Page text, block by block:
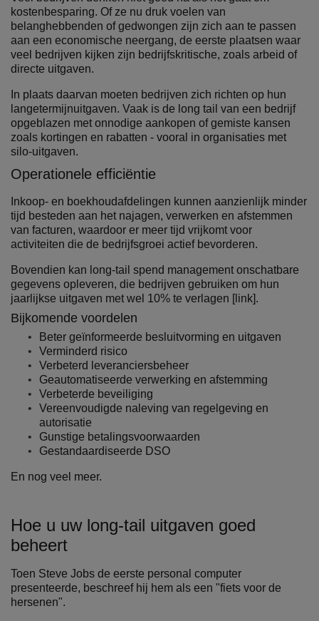
kostenbesparing. Of ze nu druk voelen van
belanghebbenden of gedwongen zijn zich aan te passen
aan een economische neergang, de eerste plaatsen waar
veel bedrijven kijken zijn bedrijfskritische, zoals arbeid of
directe uitgaven.
In plaats daarvan moeten bedrijven zich richten op hun
langetermijnuitgaven. Vaak is de long tail van een bedrijf
opgeblazen met onnodige aankopen of gemiste kansen
zoals kortingen en rabatten - vooral in organisaties met
silo-uitgaven.
Operationele efficiëntie
Inkoop- en boekhoudafdelingen kunnen aanzienlijk minder
tijd besteden aan het najagen, verwerken en afstemmen
van facturen, waardoor er meer tijd vrijkomt voor
activiteiten die de bedrijfsgroei actief bevorderen.
Bovendien kan long-tail spend management onschatbare
gegevens opleveren, die bedrijven gebruiken om hun
jaarlijkse uitgaven met wel 10% te verlagen [link].
Bijkomende voordelen
Beter geïnformeerde besluitvorming en uitgaven
Verminderd risico
Verbeterd leveranciersbeheer
Geautomatiseerde verwerking en afstemming
Verbeterde beveiliging
Vereenvoudigde naleving van regelgeving en
autorisatie
Gunstige betalingsvoorwaarden
Gestandaardiseerde DSO
En nog veel meer.
Hoe u uw long-tail uitgaven goed
beheert
Toen Steve Jobs de eerste personal computer
presenteerde, beschreef hij hem als een "fiets voor de
hersenen".